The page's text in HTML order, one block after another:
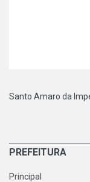
Santo Amaro da
PREFEITURA
Principal